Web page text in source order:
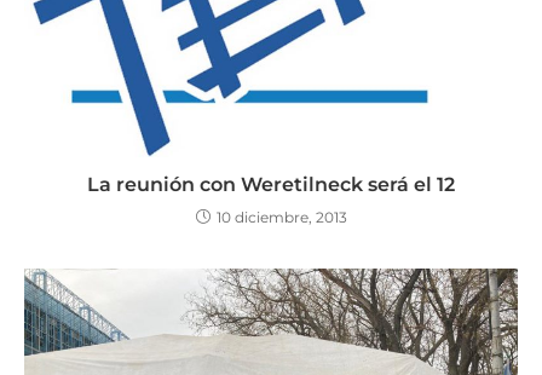
La reunión con Weretilneck será el 12
10 diciembre, 2013